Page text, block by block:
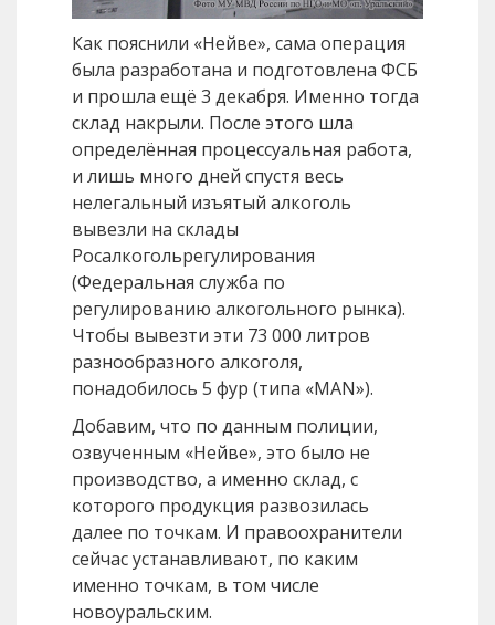
Как пояснили «Нейве», сама операция
была разработана и подготовлена ФСБ
и прошла ещё 3 декабря. Именно тогда
склад накрыли. После этого шла
определённая процессуальная работа,
и лишь много дней спустя весь
нелегальный изъятый алкоголь
вывезли на склады
Росалкогольрегулирования
(Федеральная служба по
регулированию алкогольного рынка).
Чтобы вывезти эти 73 000 литров
разнообразного алкоголя,
понадобилось 5 фур (типа «MAN»).
Добавим, что по данным полиции,
озвученным «Нейве», это было не
производство, а именно склад, с
которого продукция развозилась
далее по точкам. И правоохранители
сейчас устанавливают, по каким
именно точкам, в том числе
новоуральским.